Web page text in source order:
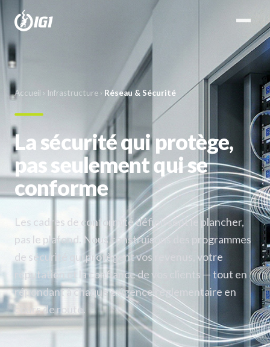
Accueil › Infrastructure › Réseau & Sécurité
La sécurité qui protège,
pas seulement qui se
conforme
Les cadres de conformité définissent le plancher,
pas le plafond. Nous construisons des programmes
de sécurité qui protègent vos revenus, votre
réputation et la confiance de vos clients — tout en
répondant à chaque exigence réglementaire en
cours de route.